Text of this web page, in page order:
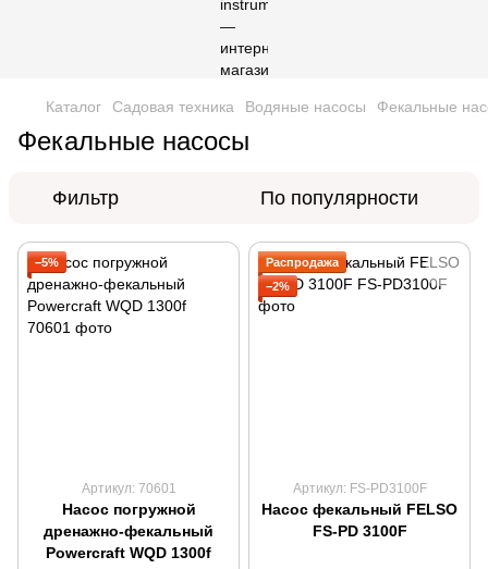
Каталог Садовая техника Водяные насосы Фекальные
Фекальные насосы
Фильтр По популярности
−5%
Артикул: 70601
Насос погружной
дренажно-фекальный
Powercraft WQD 1300f
Распродажа
−2%
Артикул: FS-PD3100F
Насос фекальный FELSO
FS-PD 3100F